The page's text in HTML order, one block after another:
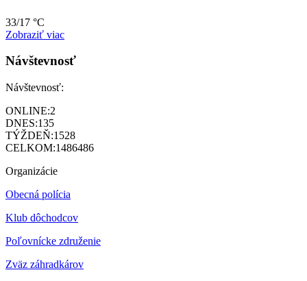
33/17 °C
Zobraziť viac
Návštevnosť
Návštevnosť:
ONLINE:2
DNES:135
TÝŽDEŇ:1528
CELKOM:1486486
Organizácie
Obecná polícia
Klub dôchodcov
Poľovnícke združenie
Zväz záhradkárov